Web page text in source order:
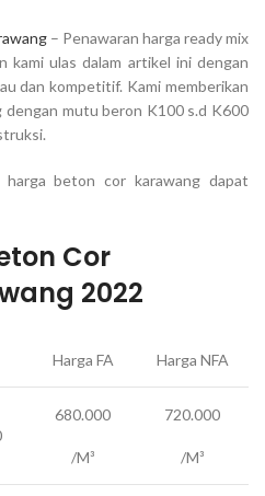
– Penawaran harga ready mix
kami ulas dalam artikel ini dengan
dan kompetitif. Kami memberikan
dengan mutu beron K100 s.d K600
harga beton cor karawang dapat
Cor
2022
Harga FA Harga NFA
680.000
/M³
720.000
/M³